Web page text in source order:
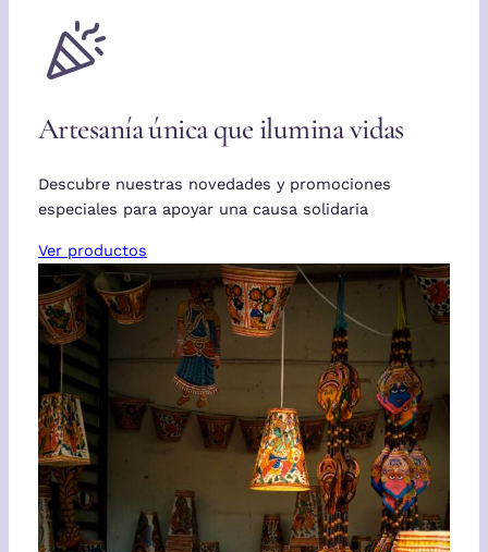
Artesanía única que ilumina vidas
Descubre nuestras novedades y promociones
especiales para apoyar una causa solidaria
Ver productos